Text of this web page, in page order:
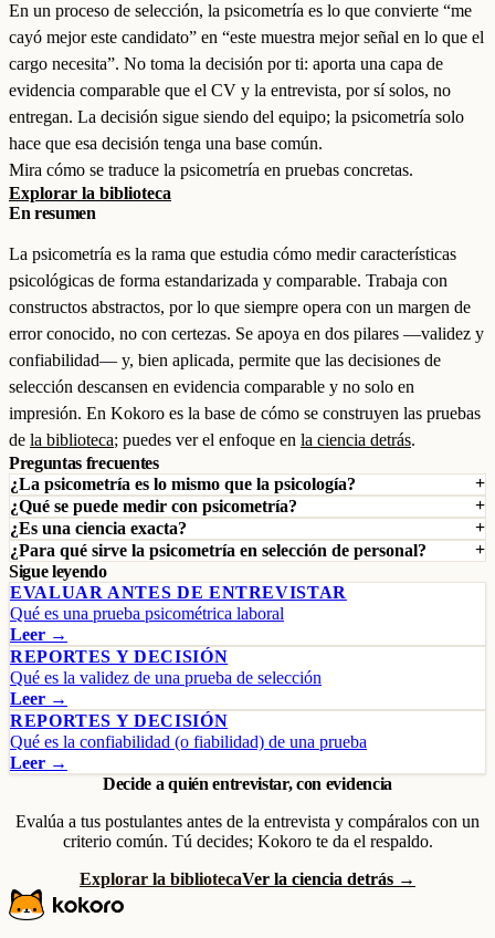
En un proceso de selección, la psicometría es lo que convierte “me
cayó mejor este candidato” en “este muestra mejor señal en lo que el
cargo necesita”. No toma la decisión por ti: aporta una capa de
evidencia comparable que el CV y la entrevista, por sí solos, no
entregan. La decisión sigue siendo del equipo; la psicometría solo
hace que esa decisión tenga una base común.
Mira cómo se traduce la psicometría en pruebas concretas.
Explorar la biblioteca
En resumen
La psicometría es la rama que estudia cómo medir características
psicológicas de forma estandarizada y comparable. Trabaja con
constructos abstractos, por lo que siempre opera con un margen de
error conocido, no con certezas. Se apoya en dos pilares —validez y
confiabilidad— y, bien aplicada, permite que las decisiones de
selección descansen en evidencia comparable y no solo en
impresión. En Kokoro es la base de cómo se construyen las pruebas
de la biblioteca; puedes ver el enfoque en la ciencia detrás.
Preguntas frecuentes
¿La psicometría es lo mismo que la psicología?
¿Qué se puede medir con psicometría?
¿Es una ciencia exacta?
¿Para qué sirve la psicometría en selección de personal?
Sigue leyendo
EVALUAR ANTES DE ENTREVISTAR
Qué es una prueba psicométrica laboral
Leer →
REPORTES Y DECISIÓN
Qué es la validez de una prueba de selección
Leer →
REPORTES Y DECISIÓN
Qué es la confiabilidad (o fiabilidad) de una prueba
Leer →
Decide a quién entrevistar, con evidencia
Evalúa a tus postulantes antes de la entrevista y compáralos con un
criterio común. Tú decides; Kokoro te da el respaldo.
Explorar la bibliotecaVer la ciencia detrás →